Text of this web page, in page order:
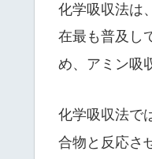
化学吸収法は
在最も普及し
め、アミン吸
化学吸収法で
合物と反応さ